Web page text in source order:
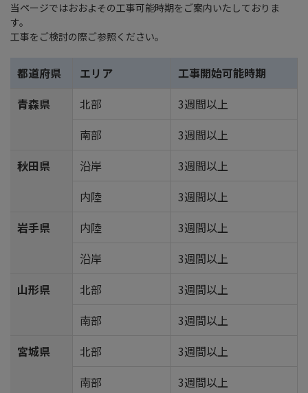
当ページではおおよその工事可能時期をご案内いたしておりま
す。
工事をご検討の際ご参照ください。
都道府県 エリア
工事開始可能時期
青森県
北部
3週間以上
南部
3週間以上
秋田県
沿岸
3週間以上
内陸
3週間以上
岩手県
内陸
3週間以上
沿岸
3週間以上
山形県
北部
3週間以上
南部
3週間以上
宮城県
北部
3週間以上
南部
3週間以上